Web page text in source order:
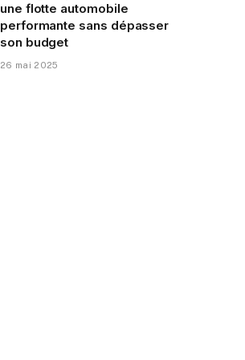
une flotte automobile
performante sans dépasser
son budget
26 mai 2025